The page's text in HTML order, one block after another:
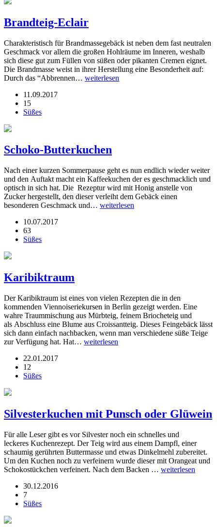
Brandteig-Eclair
Charakteristisch für Brandmassegebäck ist neben dem fast neutralen
Geschmack vor allem die großen Hohlräume im Inneren, weshalb
sich diese gut zum Füllen von süßen oder pikanten Cremen eignet.
Die Brandmasse weist in ihrer Herstellung eine Besonderheit auf:
Durch das “Abbrennen… weiterlesen
11.09.2017
15
Süßes
Schoko-Butterkuchen
Nach einer kurzen Sommerpause geht es nun endlich wieder weiter
und den Auftakt macht ein Kaffeekuchen der es geschmacklich und
optisch in sich hat. Die Rezeptur wird mit Honig anstelle von
Zucker hergestellt, den dieser verleiht dem Gebäck einen
besonderen Geschmack und… weiterlesen
10.07.2017
63
Süßes
Karibiktraum
Der Karibiktraum ist eines von vielen Rezepten die in den
kommenden Viennoiseriekursen in Berlin gezeigt werden. Eine
wahre Traummischung aus Mürbteig, feinem Briocheteig und
als Abschluss eine Blume aus Croissantteig. Dieses Feingebäck lässt
sich dann einfach nachbacken, wenn man verschiedene süße Teige
zur Verfügung hat. Hat… weiterlesen
22.01.2017
12
Süßes
Silvesterkuchen mit Punsch oder Glüwein
Für alle Leser gibt es vor Silvester noch ein schnelles und
leckeres Kuchenrezept. Der Teig wird aus einem Dampfl, einer
schaumig gerührten Buttermasse und etwas Dinkelmehl zubereitet.
Um den Kuchen noch zu verfeinern wurde dieser mit Orangeat und
Schokostückchen verfeinert. Nach dem Backen … weiterlesen
30.12.2016
7
Süßes